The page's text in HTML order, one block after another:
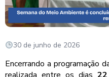
30 de junho de 2026
Encerrando a programação